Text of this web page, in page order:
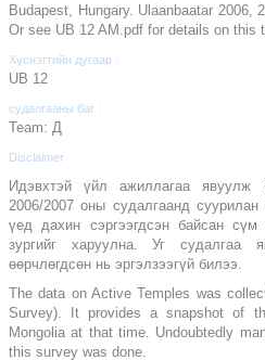
Budapest, Hungary. Ulaanbaatar 2006,
Or see UB 12 AM.pdf for details on this
Хүснэгтийн дугаар :
UB 12
судалгааны баг :
Team: Д
Disclaimer
Идэвхтэй үйл ажиллагаа явуулж
2006/2007 оны судалгаанд
үед дахин сэргээгдсэн байсан
зургийг харуулна. Уг судалгаа
өөрчлөгдсөн нь эргэлзээгүй билээ.
The data on Active Temples was
Survey). It provides a snapshot of
Mongolia at that time. Undoubtedly
this survey was done.